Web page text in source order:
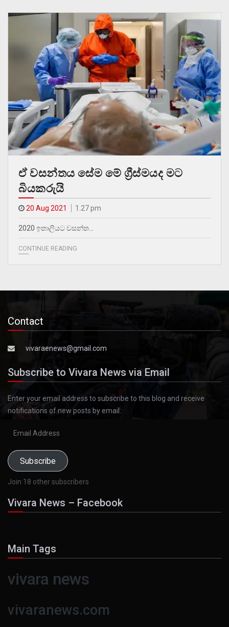
ඒ වසන්තය සේම මේ ග්‍රීස්මයද මට
බියකරුයි
20 Aug 2021 1.27 pm
2020 ඉතාලියට වසන්ත…
CONTINUE READING
Contact
vivaraenews@gmail.com
Subscribe to Vivara News via Email
Enter your email address to subscribe to this blog and receive
notifications of new posts by email.
Subscribe
Join 18 other subscribers
Vivara News – Facebook
Main Tags
vivara news
vivaranews.com